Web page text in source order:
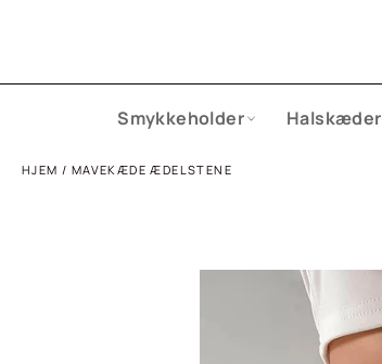
Smykkeholder Halskæder
HJEM / MAVEKÆDE ÆDELSTENE